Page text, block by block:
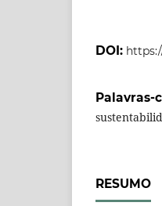
DOI:
Palavras-
RESUMO